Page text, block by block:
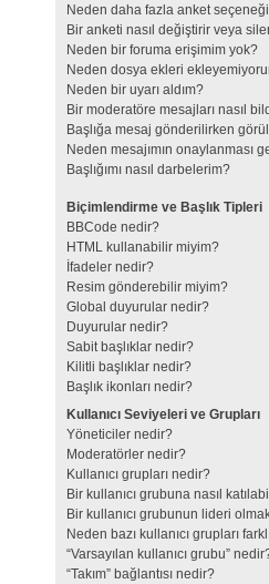
Neden daha fazla anket
Bir anketi nasıl değiştirir veya
Neden bir foruma erişimim yok?
Neden dosya ekleri
Neden bir uyarı aldım?
Bir moderatöre mesajları nasıl
Başlığa mesaj gönderilirken
Neden mesajımın onaylanması
Başlığımı nasıl darbelerim?
Biçimlendirme ve Başlık Tipleri
BBCode nedir?
HTML kullanabilir miyim?
İfadeler nedir?
Resim gönderebilir miyim?
Global duyurular nedir?
Duyurular nedir?
Sabit başlıklar nedir?
Kilitli başlıklar nedir?
Başlık ikonları nedir?
Kullanıcı Seviyeleri ve Grupları
Yöneticiler nedir?
Moderatörler nedir?
Kullanıcı grupları nedir?
Bir kullanıcı grubuna nasıl
Bir kullanıcı grubunun lideri
Neden bazı kullanıcı grupları
“Varsayılan kullanıcı grubu”
“Takım” bağlantısı nedir?